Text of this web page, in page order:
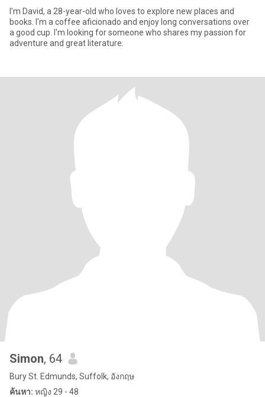
I'm David, a 28-year-old who loves to explore new places and
books. I'm a coffee aficionado and enjoy long conversations over
a good cup. I'm looking for someone who shares my passion for
adventure and great literature.
Simon, 64
Bury St. Edmunds, Suffolk, อังกฤษ
ค้นหา: หญิง 29 - 48